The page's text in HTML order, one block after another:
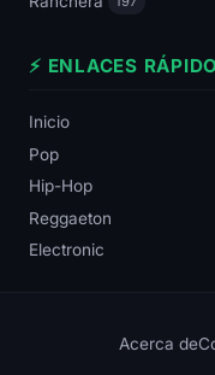
⚡ ENLACES
Inicio
Pop
Hip-Hop
Reggaeton
Electronic
Acerca de